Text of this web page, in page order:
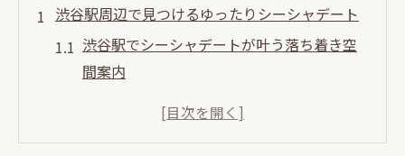
渋谷駅周辺で見つけるゆったりシーシャデート
渋谷駅でシーシャデートが叶う落ち着き空
間案内
シーシャ初心者も安心の渋谷駅周辺デート